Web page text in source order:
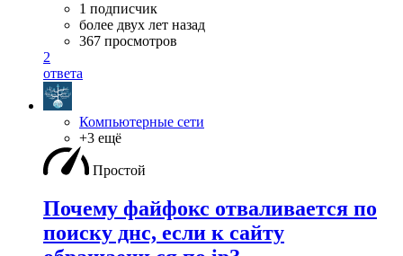
1 подписчик
более двух лет назад
367 просмотров
2
ответа
Компьютерные сети
+3 ещё
Простой
Почему файфокс отваливается по
поиску днс, если к сайту